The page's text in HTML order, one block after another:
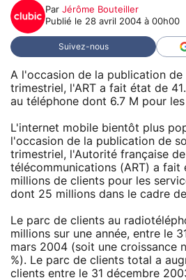
Par Jérôme Bouteiller
Publié le 28 avril 2004 à 00h00
Suivez-nous
A l'occasion de la publication de
trimestriel, l'ART a fait état de
au téléphone dont 6.7 M pour
L'internet mobile bientôt plus
l'occasion de la publication de
trimestriel, l'Autorité française
télécommunications (ART) a fait
millions de clients pour les
dont 25 millions dans le cadre
Le parc de clients au
millions sur une année, entre le
mars 2004 (soit une croissance
%). Le parc de clients total a
clients entre le 31 décembre